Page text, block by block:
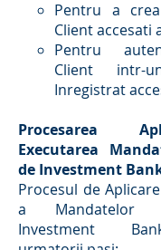
Pentru a
Client accesati
Pentru
Client intr-
Inregistrat
Procesarea
Executarea
de Investment
Procesul de
a Mandatelor
Investment